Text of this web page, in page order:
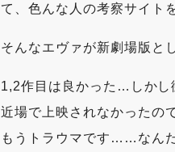
て、色んな人の考察サイト
そんなエヴァが新劇場版と
1,2作目は良かった…しかし
近場で上映されなかったの
もうトラウマです……なん